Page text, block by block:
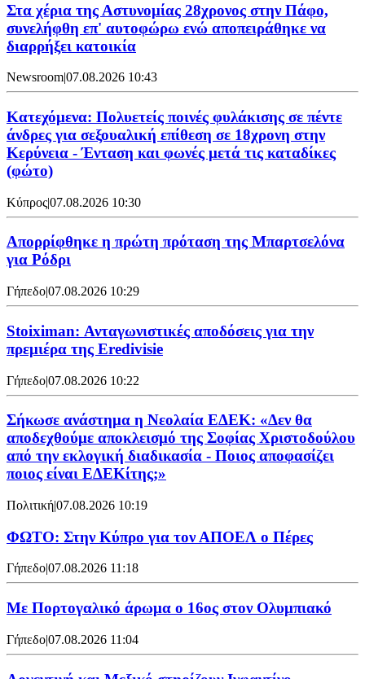
Στα χέρια της Αστυνομίας 28χρονος στην Πάφο,
συνελήφθη επ' αυτοφώρω ενώ αποπειράθηκε να
διαρρήξει κατοικία
Newsroom|07.08.2026 10:43
Κατεχόμενα: Πολυετείς ποινές φυλάκισης σε πέντε
άνδρες για σεξουαλική επίθεση σε 18χρονη στην
Κερύνεια - Ένταση και φωνές μετά τις καταδίκες
(φώτο)
Κύπρος|07.08.2026 10:30
Απορρίφθηκε η πρώτη πρόταση της Μπαρτσελόνα
για Ρόδρι
Γήπεδο|07.08.2026 10:29
Stoiximan: Ανταγωνιστικές αποδόσεις για την
πρεμιέρα της Eredivisie
Γήπεδο|07.08.2026 10:22
Σήκωσε ανάστημα η Νεολαία ΕΔΕΚ: «Δεν θα
αποδεχθούμε αποκλεισμό της Σοφίας Χριστοδούλου
από την εκλογική διαδικασία - Ποιος αποφασίζει
ποιος είναι ΕΔΕΚίτης;»
Πολιτική|07.08.2026 10:19
ΦΩΤΟ: Στην Κύπρο για τον ΑΠΟΕΛ ο Πέρες
Γήπεδο|07.08.2026 11:18
Με Πορτογαλικό άρωμα ο 16ος στον Ολυμπιακό
Γήπεδο|07.08.2026 11:04